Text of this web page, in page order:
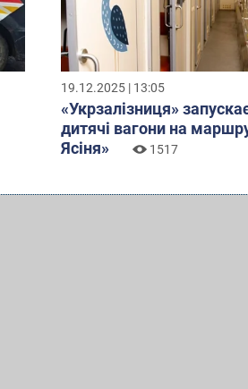
19.12.2025 | 13:05
«Укрзалізниця»
дитячі вагони на
Ясіня»
1517